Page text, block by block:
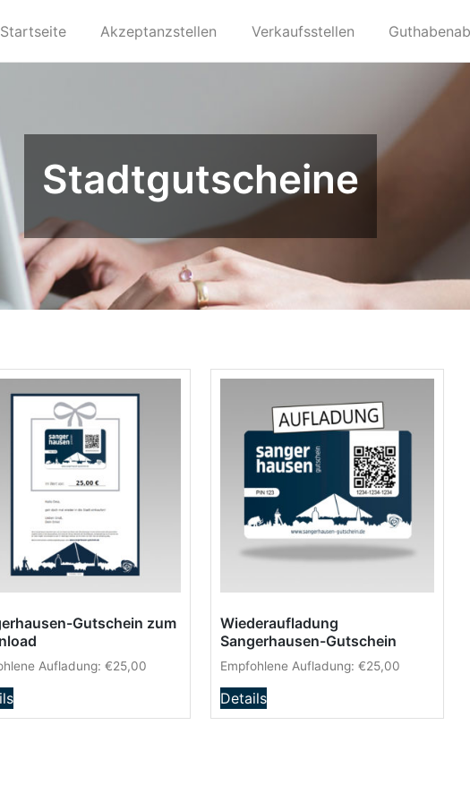
Startseite Akzeptanzstellen Verkaufsstellen
Stadtgutscheine
Gutschein zum
Aufladung: €25,00
Wiederaufladung
Sangerhausen-Gutschein
Empfohlene Aufladung: €25,00
Details